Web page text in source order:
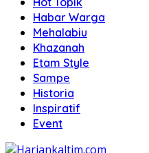
Habar Warga
Mehalabiu
Khazanah
Etam Style
Sampe
Historia
Inspiratif
Event